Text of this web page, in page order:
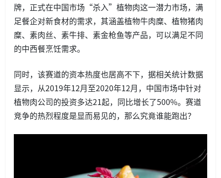
牌，正式在中国市场“杀入”植物肉这一潜力市场，满
足餐企对新食材的需求，其涵盖植物牛肉糜、植物猪肉
糜、素肉丝、素牛排、素金枪鱼等产品，可以满足不同
的中西餐烹饪需求。
同时，该赛道的资本热度也居高不下，据相关统计数据
显示，从2019年12月至2020年12月，中国市场中针对
植物肉公司的投资多达21起，同比增长了500%。赛道
竞争的热烈程度是显而易见的，那么究竟谁能跑出？